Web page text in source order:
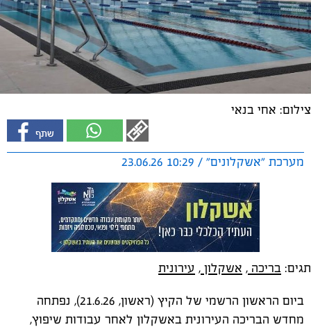
צילום: אחי בנאי
מערכת "אשקלונים" / 10:29 23.06.26
תגים: בריכה , אשקלון , עירונית
ביום הראשון הרשמי של הקיץ (ראשון, 21.6.26), נפתחה
מחדש הבריכה העירונית באשקלון לאחר עבודות שיפוץ,